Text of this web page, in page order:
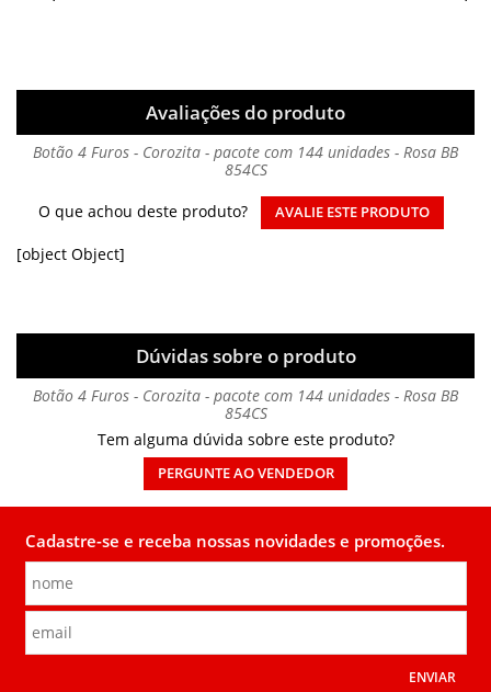
Avaliações do produto
Botão 4 Furos - Corozita - pacote com 144 unidades - Rosa BB
854CS
O que achou deste produto?
AVALIE ESTE PRODUTO
[object Object]
Dúvidas sobre o produto
Botão 4 Furos - Corozita - pacote com 144 unidades - Rosa BB
854CS
Tem alguma dúvida sobre este produto?
PERGUNTE AO VENDEDOR
Cadastre-se e receba nossas novidades e promoções.
ENVIAR